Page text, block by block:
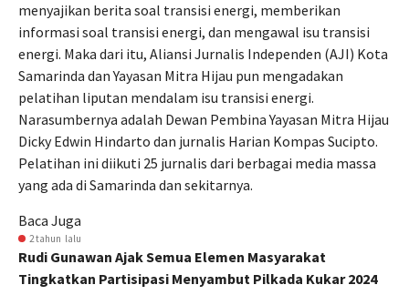
menyajikan berita soal transisi energi, memberikan
informasi soal transisi energi, dan mengawal isu transisi
energi. Maka dari itu, Aliansi Jurnalis Independen (AJI) Kota
Samarinda dan Yayasan Mitra Hijau pun mengadakan
pelatihan liputan mendalam isu transisi energi.
Narasumbernya adalah Dewan Pembina Yayasan Mitra Hijau
Dicky Edwin Hindarto dan jurnalis Harian Kompas Sucipto.
Pelatihan ini diikuti 25 jurnalis dari berbagai media massa
yang ada di Samarinda dan sekitarnya.
Baca Juga
2 tahun lalu
Rudi Gunawan Ajak Semua Elemen Masyarakat
Tingkatkan Partisipasi Menyambut Pilkada Kukar 2024